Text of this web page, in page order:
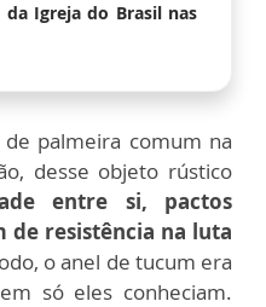
da Igreja do Brasil nas
palmeira comum na
desse objeto rústico
entre si, pactos
resistência na luta
o anel de tucum era
só eles conheciam.